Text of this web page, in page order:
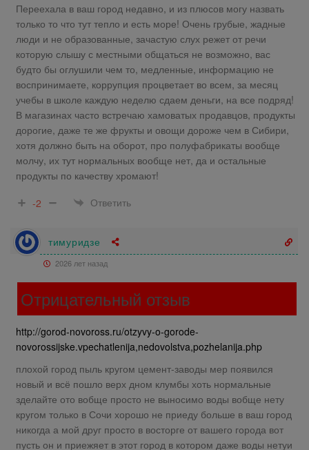
Переехала в ваш город недавно, и из плюсов могу назвать
только то что тут тепло и есть море! Очень грубые, жадные
люди и не образованные, зачастую слух режет от речи
которую слышу с местными общаться не возможно, вас
будто бы оглушили чем то, медленные, информацию не
воспринимаете, коррупция процветает во всем, за месяц
учебы в школе каждую неделю сдаем деньги, на все подряд!
В магазинах часто встречаю хамоватых продавцов, продукты
дорогие, даже те же фрукты и овощи дороже чем в Сибири,
хотя должно быть на оборот, про полуфабрикаты вообще
молчу, их тут нормальных вообще нет, да и остальные
продукты по качеству хромают!
-2
Ответить
тимуридзе
2026 лет назад
Отрицательный отзыв
http://gorod-novoross.ru/otzyvy-o-gorode-
novorossijske.vpechatlenija,nedovolstva,pozhelanija.php
плохой город пыль кругом цемент-заводы мер появился
новый и всё пошло верх дном клумбы хоть нормальные
зделайте ото вобще просто не выносимо воды вобще нету
кругом только в Сочи хорошо не приеду больше в ваш город
никогда а мой друг просто в восторге от вашего города вот
пусть он и приежяет в этот город в котором даже воды нетуи